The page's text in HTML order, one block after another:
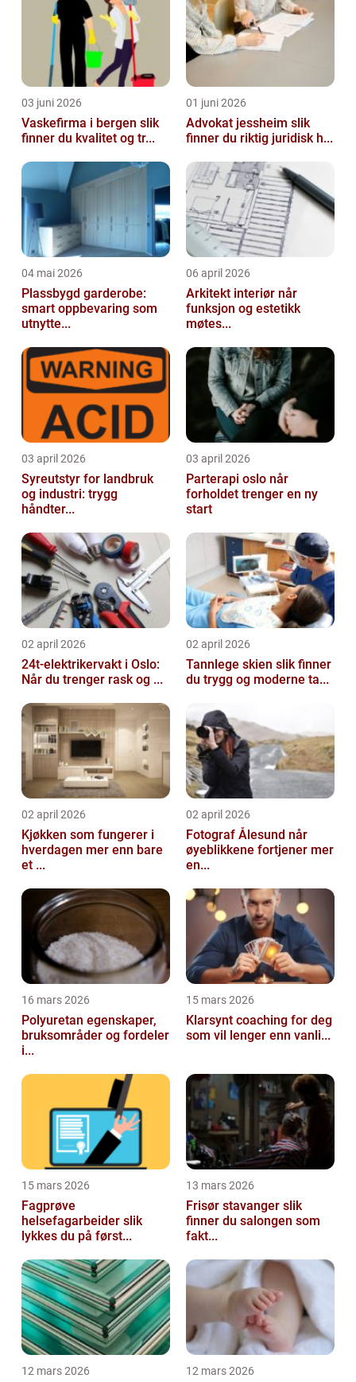
03 juni 2026
Vaskefirma i bergen slik
finner du kvalitet og tr...
01 juni 2026
Advokat jessheim slik
finner du riktig juridisk h...
04 mai 2026
Plassbygd garderobe:
smart oppbevaring som
utnytte...
06 april 2026
Arkitekt interiør når
funksjon og estetikk
møtes...
03 april 2026
Syreutstyr for landbruk
og industri: trygg
håndter...
03 april 2026
Parterapi oslo når
forholdet trenger en ny
start
02 april 2026
24t-elektrikervakt i Oslo:
Når du trenger rask og ...
02 april 2026
Tannlege skien slik finner
du trygg og moderne ta...
02 april 2026
Kjøkken som fungerer i
hverdagen mer enn bare
et ...
02 april 2026
Fotograf Ålesund når
øyeblikkene fortjener mer
en...
16 mars 2026
Polyuretan egenskaper,
bruksområder og fordeler
i...
15 mars 2026
Klarsynt coaching for deg
som vil lenger enn vanli...
15 mars 2026
Fagprøve
helsefagarbeider slik
lykkes du på først...
13 mars 2026
Frisør stavanger slik
finner du salongen som
fakt...
12 mars 2026 12 mars 2026